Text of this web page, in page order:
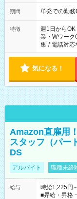
期間 単発での勤務
特徴 週1日からOK
業・Wワーク
集 / 電話対応
気になる！
Amazon直雇用
スタッフ（パー
DS
アルバイト 職種未経
給与
時給1,225円
■昇給・昇格